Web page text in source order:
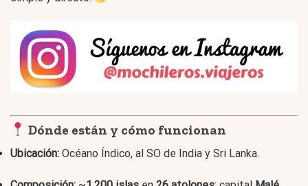
Dónde están y cómo funcionan
Ubicación: Océano Índico, al SO de India y Sri Lanka.